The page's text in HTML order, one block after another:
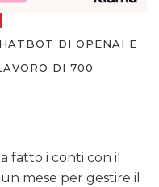
DI OPENAI E
DI 700
fatto i conti con il
mese per gestire il